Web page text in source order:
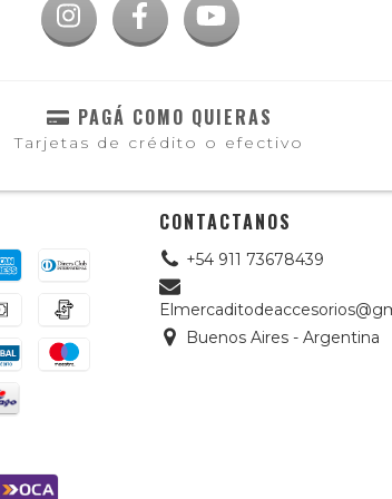
PAGÁ COMO QUIERAS
Tarjetas de crédito o efectivo
CONTACTANOS
+54 911 73678439
Buenos Aires - Argentina